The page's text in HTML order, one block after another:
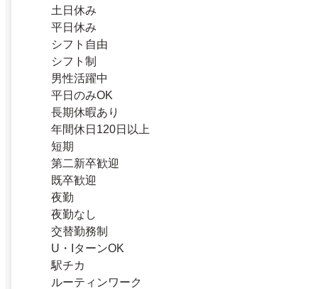
土日休み
平日休み
シフト自由
シフト制
男性活躍中
平日のみOK
長期休暇あり
年間休日120日以上
短期
第二新卒歓迎
既卒歓迎
夜勤
夜勤なし
交替勤務制
U・IターンOK
駅チカ
ルーティンワーク